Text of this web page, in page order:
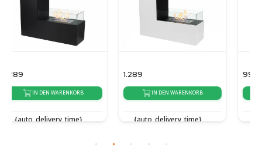
IN DEN WARENKORB
{auto_delivery_time}
IN DEN WARENKORB
{auto_delivery_time}